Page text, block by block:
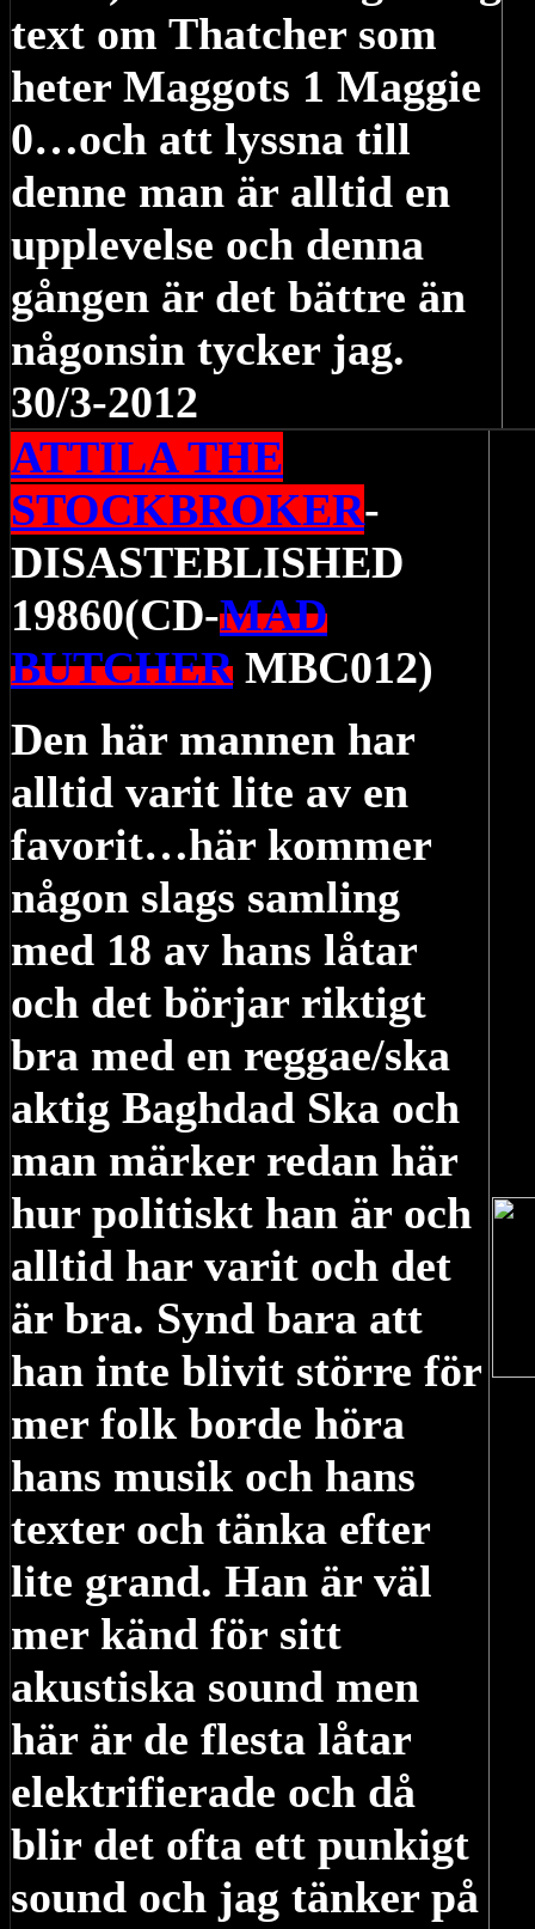
text om Thatcher som
heter Maggots 1 Maggie
0…och att lyssna till
denne man är alltid en
upplevelse och denna
gången är det bättre än
någonsin tycker jag.
30/3-2012
ATTILA THE
STOCKBROKER-
DISASTEBLISHED
19860(CD-MAD
BUTCHERMBC012)
Den här mannen har
alltid varit lite av en
favorit…här kommer
någon slags samling
med 18 av hans låtar
och det börjar riktigt
bra med en reggae/ska
aktig Baghdad Ska och
man märker redan här
hur politiskt han är och
alltid har varit och det
är bra. Synd bara att
han inte blivit större för
mer folk borde höra
hans musik och hans
texter och tänka efter
lite grand. Han är väl
mer känd för sitt
akustiska sound men
här är de flesta låtar
elektrifierade och då
blir det ofta ett punkigt
sound och jag tänker på